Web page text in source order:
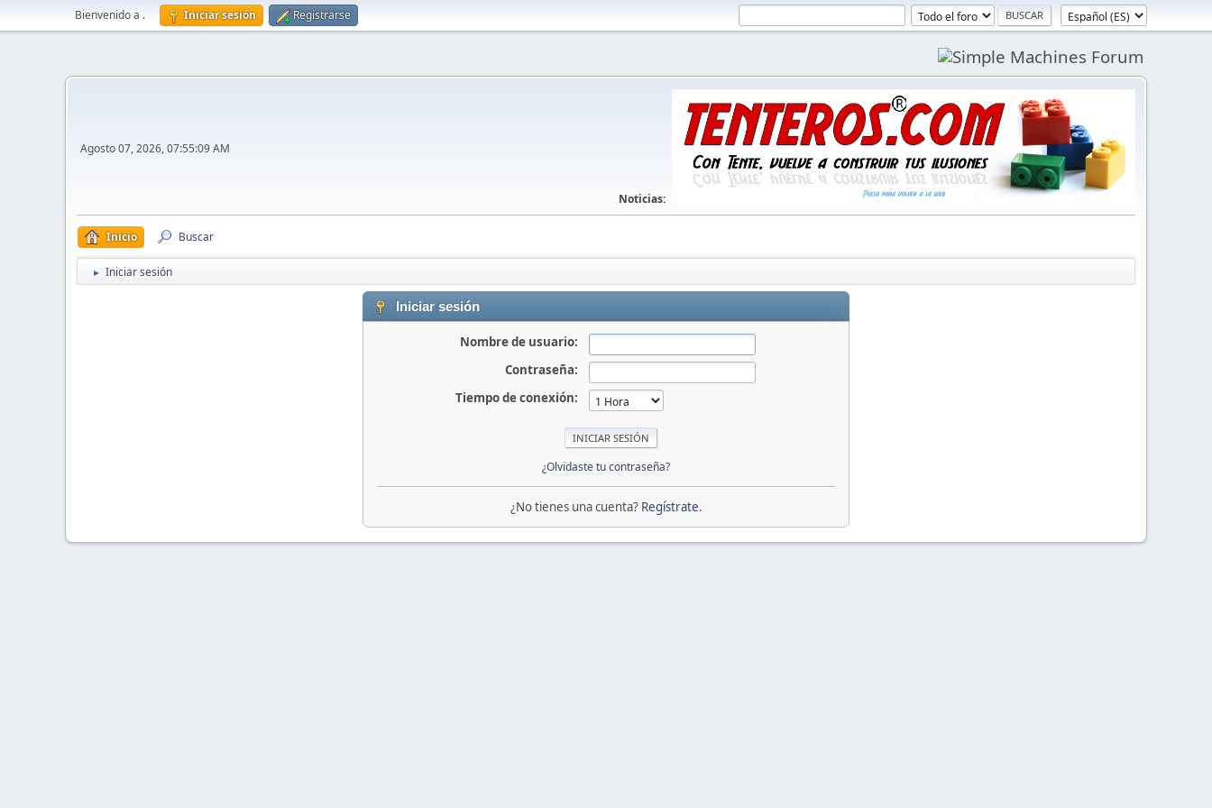
Bienvenido a . Iniciar sesión Registrarse
Agosto 07, 2026, 07:55:09 AM
Noticias:
Inicio Buscar
► Iniciar sesión
Iniciar sesión
Nombre de usuario:
Contraseña:
Tiempo de conexión:
¿Olvidaste tu contraseña?
¿No tienes una cuenta? Regístrate.